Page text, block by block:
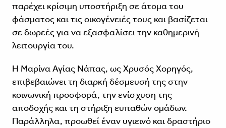
παρέχει κρίσιμη υποστήριξη σε άτομα του
φάσματος και τις οικογένειές τους και βασίζεται
σε δωρεές για να εξασφαλίσει την καθημερινή
λειτουργία του.
Η Μαρίνα Αγίας Νάπας, ως Χρυσός Χορηγός,
επιβεβαιώνει τη διαρκή δέσμευσή της στην
κοινωνική προσφορά, την ενίσχυση της
αποδοχής και τη στήριξη ευπαθών ομάδων.
Παράλληλα, προωθεί έναν υγιεινό και δραστήριο